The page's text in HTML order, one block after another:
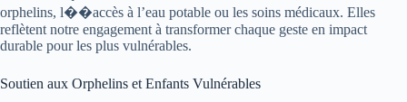
orphelins, l��accès à l’eau potable ou les soins médicaux. Elles
reflètent notre engagement à transformer chaque geste en impact
durable pour les plus vulnérables.
Soutien aux Orphelins et Enfants Vulnérables